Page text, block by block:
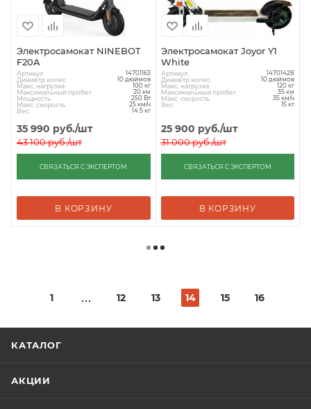
Электросамокат NINEBOT
F20A
Артикул 14701163
Диаметр колес 10 дюймов
Макс. нагрузка 100 кг
Максимальный пробег 20 км
Мощность 250 Вт
Макс. скорость 25 км/ч
Вес 14.5 кг
35 990 руб./шт
43 100руб./шт
СВЯЗАТЬСЯ С ЭКСПЕРТОМ
В КОРЗИНУ
Электросамокат Joyor Y1
White
Артикул 14701428
Диаметр колес 10 дюймов
Макс. нагрузка 120 кг
Максимальный пробег 35 км
Макс. скорость 35 км/ч
Вес 15 кг
25 900 руб./шт
31 000руб./шт
СВЯЗАТЬСЯ С ЭКСПЕРТОМ
В КОРЗИНУ
1 12 13 14 15 16
КАТАЛОГ
АКЦИИ